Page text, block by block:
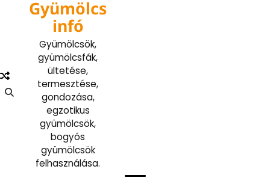
Gyümölcs
infó
Gyümölcsök,
gyümölcsfák,
ültetése,
termesztése,
gondozása,
egzotikus
gyümölcsök,
bogyós
gyümölcsök
felhasználása.